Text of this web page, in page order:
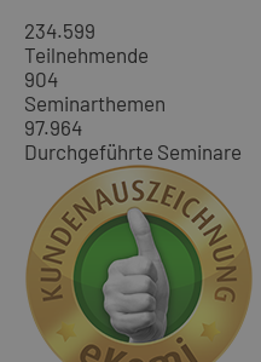
234.599
Teilnehmende
904
Seminarthemen
97.964
Durchgeführte Seminare